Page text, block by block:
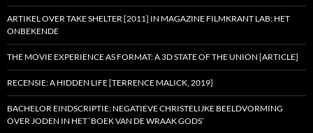
ARTIKEL OVER TAKE SHELTER [2011] IN MAGAZINE FILMKRANT LAB: HET
ONBEKENDE
THE MOVIE EXPERIENCE AS FORMAT: A 3D STATE OF THE UNION [ARTICLE]
RECENSIE: A HIDDEN LIFE [TERRENCE MALICK, 2019]
BACHELOR EINDSCRIPTIE: NEGATIEVE CHRISTELIJKE BEELDVORMING
OVER JODEN IN HET ‘BOEK VAN DE WRAAK GODS’